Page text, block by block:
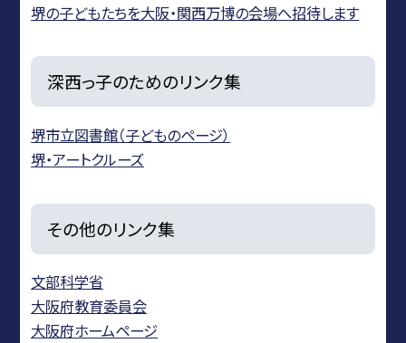
堺の子どもたちを大阪・関西万博の会場へ招待します
深西っ子のためのリンク集
堺市立図書館（子どものページ）
堺・アートクルーズ
その他のリンク集
文部科学省
大阪府教育委員会
大阪府ホームページ